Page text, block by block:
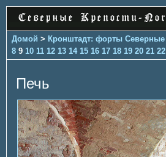
Домой > Кронштадт: форты Северные
8 9 10 11 12 13 14 15 16 17 18 19 20 21 22
Печь